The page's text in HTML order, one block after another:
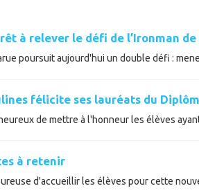
à relever le défi de l’Ironman
poursuit aujourd'hui un double défi :
félicite ses lauréats du
de mettre à l'honneur les élèves
à retenir
d'accueillir les élèves pour cette